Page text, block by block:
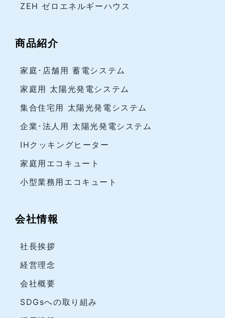
ZEH ゼロエネルギーハウス
商品紹介
家庭･店舗用 蓄電システム
家庭用 太陽光発電システム
集合住宅用 太陽光発電システム
企業･法人用 太陽光発電システム
IHクッキングヒーター
家庭用エコキュート
小型業務用エコキュート
会社情報
社長挨拶
経営理念
会社概要
SDGsへの取り組み